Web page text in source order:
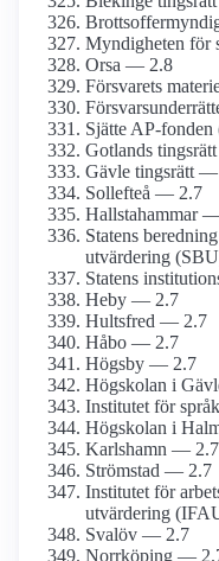
Myndigheten för
Orsa — 2.8
Försvarets
Sjätte AP-
Gotlands
Gävle tingsrätt
Sollefteå — 2.7
Hallstahammar
Statens
utvärdering
Statens
Heby — 2.7
Hultsfred — 2.7
Håbo — 2.7
Högsby — 2.7
Högskolan i
Institutet för
Högskolan i
Karlshamn — 2.7
Strömstad — 2.7
Institutet för
utvärdering
Svalöv — 2.7
Norrköping —